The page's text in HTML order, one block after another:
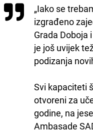
„Iako se
izgrađeno
Grada Doboja
je još uvijek
podizanja
Svi kapaciteti
otvoreni za
godine, na
Ambasade